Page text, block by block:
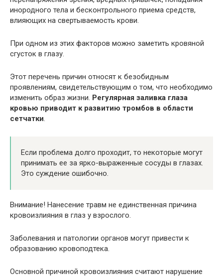
инородного тела и бесконтрольного приема средств,
влияющих на свертываемость крови.
При одном из этих факторов можно заметить кровяной
сгусток в глазу.
Этот перечень причин относят к безобидным
проявлениям, свидетельствующим о том, что необходимо
изменить образ жизни. Регулярная заливка глаза
кровью приводит к развитию тромбов в области
сетчатки.
Если проблема долго проходит, то некоторые могут
принимать ее за ярко-выраженные сосуды в глазах.
Это суждение ошибочно.
Внимание! Нанесение травм не единственная причина
кровоизлияния в глаз у взрослого.
Заболевания и патологии органов могут привести к
образованию кровоподтека.
Основной причиной кровоизлияния считают нарушение